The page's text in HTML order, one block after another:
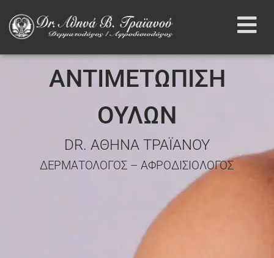
ΑΝΤΙΜΕΤΩΠΙΣΗ
ΟΥΛΩΝ
DR. ΑΘΗΝΑ ΤΡΑΪΑΝΟΥ
ΔΕΡΜΑΤΟΛΟΓΟΣ – ΑΦΡΟΔΙΣΙΟΛΟΓΟΣ